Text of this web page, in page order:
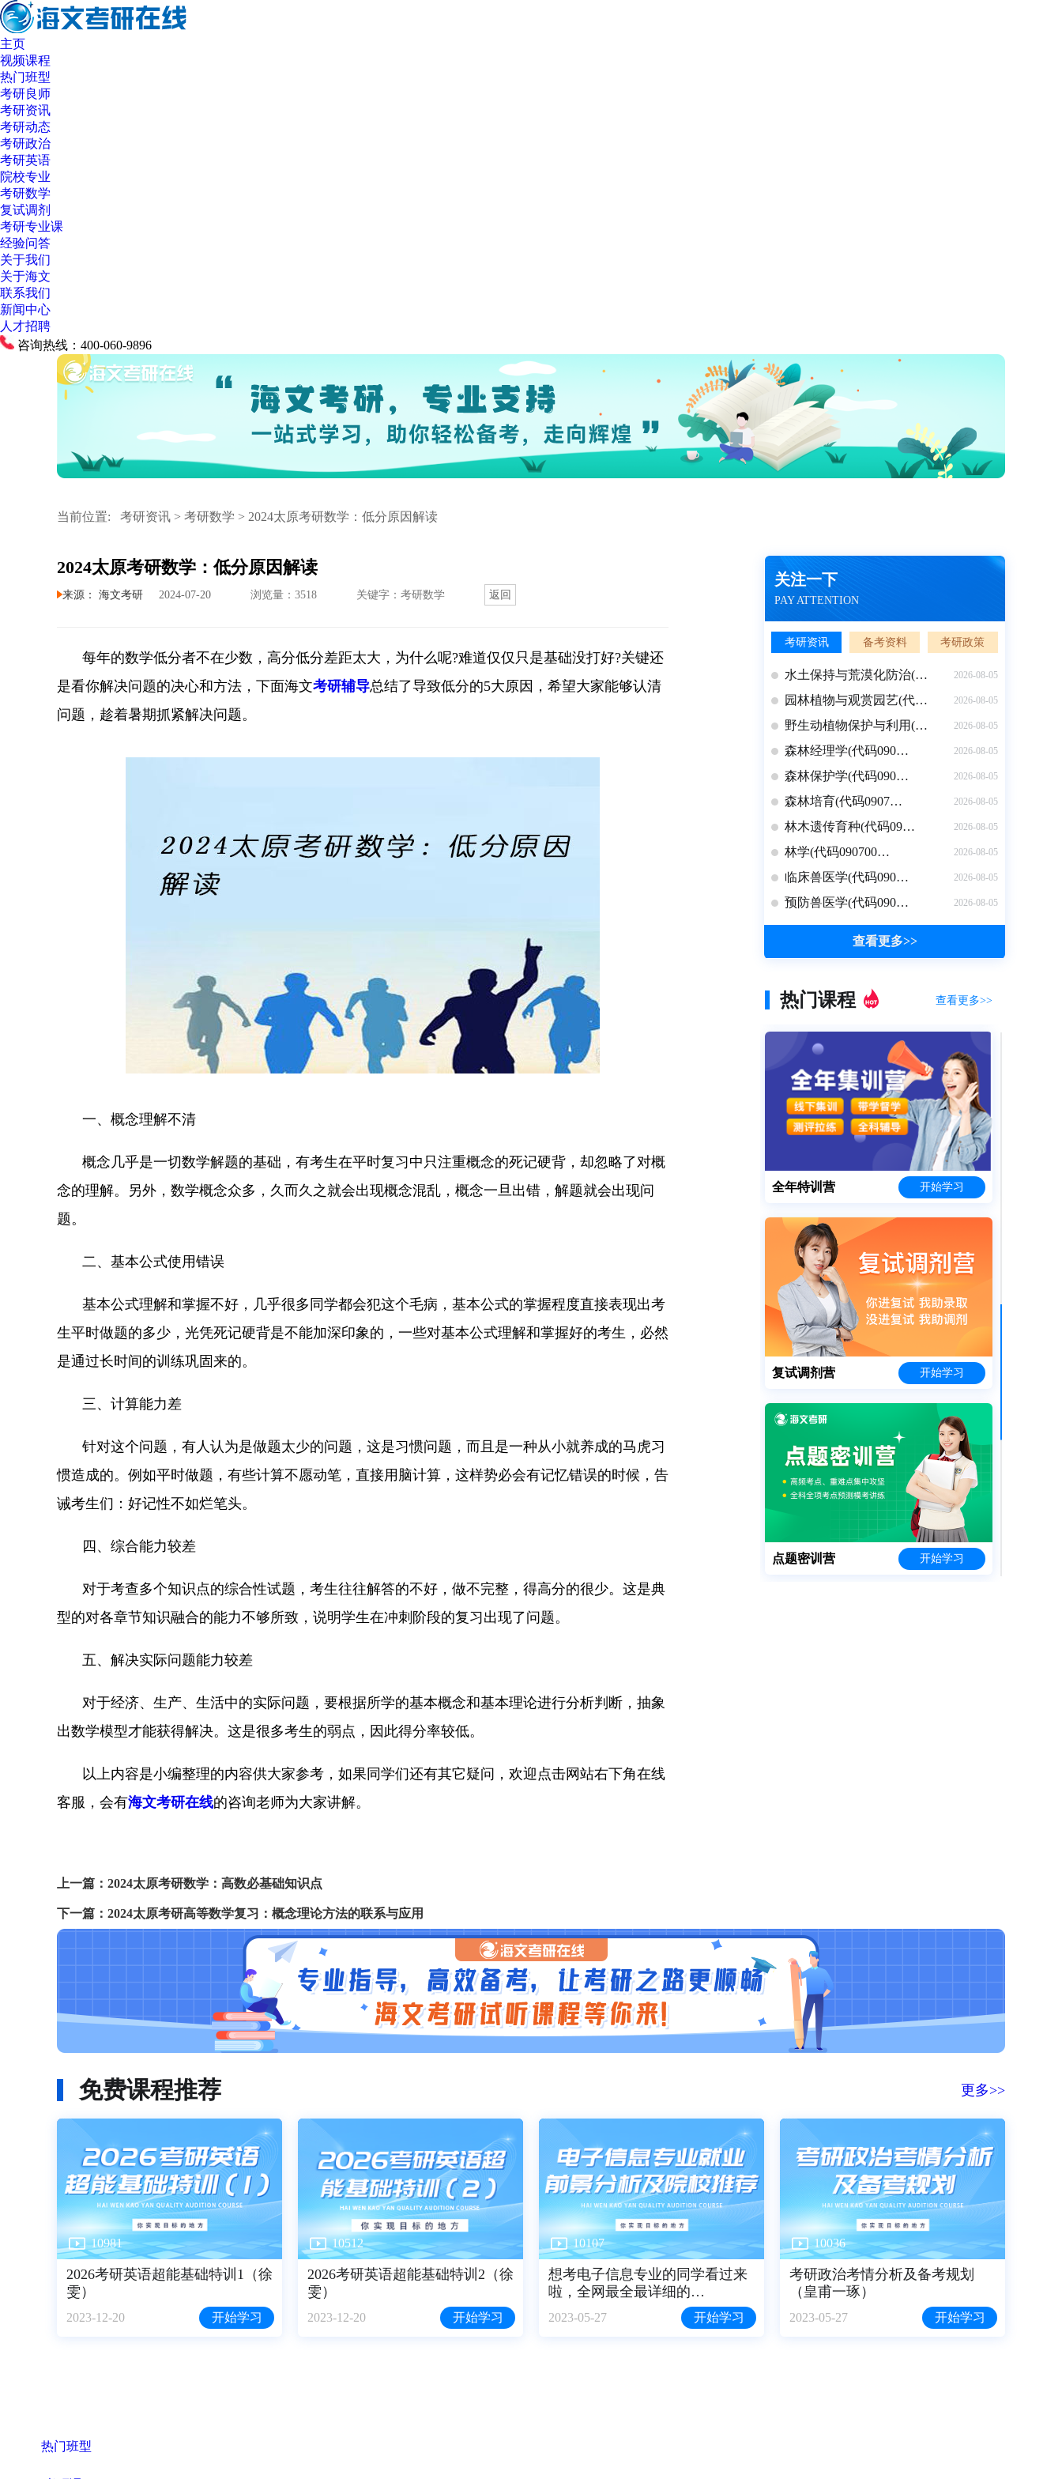
主页
视频课程
热门班型
考研良师
考研资讯
考研动态
考研政治
考研英语
院校专业
考研数学
复试调剂
考研专业课
经验问答
关于我们
关于海文
联系我们
新闻中心
人才招聘
咨询热线：400-060-9896
当前位置: 考研资讯 > 考研数学 > 2024太原考研数学：低分原因解读
2024太原考研数学：低分原因解读
来源： 海文考研 2024-07-20 浏览量：3518 关键字：考研数学 返回
每年的数学低分者不在少数，高分低分差距太大，为什么呢?难道仅仅只是基础没打好?关键还
是看你解决问题的决心和方法，下面海文考研辅导总结了导致低分的5大原因，希望大家能够认清
问题，趁着暑期抓紧解决问题。
一、概念理解不清
概念几乎是一切数学解题的基础，有考生在平时复习中只注重概念的死记硬背，却忽略了对概
念的理解。另外，数学概念众多，久而久之就会出现概念混乱，概念一旦出错，解题就会出现问
题。
二、基本公式使用错误
基本公式理解和掌握不好，几乎很多同学都会犯这个毛病，基本公式的掌握程度直接表现出考
生平时做题的多少，光凭死记硬背是不能加深印象的，一些对基本公式理解和掌握好的考生，必然
是通过长时间的训练巩固来的。
三、计算能力差
针对这个问题，有人认为是做题太少的问题，这是习惯问题，而且是一种从小就养成的马虎习
惯造成的。例如平时做题，有些计算不愿动笔，直接用脑计算，这样势必会有记忆错误的时候，告
诫考生们：好记性不如烂笔头。
四、综合能力较差
对于考查多个知识点的综合性试题，考生往往解答的不好，做不完整，得高分的很少。这是典
型的对各章节知识融合的能力不够所致，说明学生在冲刺阶段的复习出现了问题。
五、解决实际问题能力较差
对于经济、生产、生活中的实际问题，要根据所学的基本概念和基本理论进行分析判断，抽象
出数学模型才能获得解决。这是很多考生的弱点，因此得分率较低。
以上内容是小编整理的内容供大家参考，如果同学们还有其它疑问，欢迎点击网站右下角在线
客服，会有海文考研在线的咨询老师为大家讲解。
上一篇： 2024太原考研数学：高数必基础知识点
下一篇： 2024太原考研高等数学复习：概念理论方法的联系与应用
关注一下
PAY ATTENTION
考研资讯 备考资料 考研政策
水土保持与荒漠化防治(… 2026-08-05
园林植物与观赏园艺(代… 2026-08-05
野生动植物保护与利用(… 2026-08-05
森林经理学(代码090… 2026-08-05
森林保护学(代码090… 2026-08-05
森林培育(代码0907… 2026-08-05
林木遗传育种(代码09… 2026-08-05
林学(代码090700… 2026-08-05
临床兽医学(代码090… 2026-08-05
预防兽医学(代码090… 2026-08-05
查看更多>>
国际政治考研考哪些科目… 2025-11-08
八个方法助你考研英语完… 2025-11-08
传播学史上常考人物汇总… 2025-11-08
新民主主义革命道路的提… 2025-11-08
研究生联考综合时间 2025-10-29
考研管理类联考综合能力… 2025-10-29
2025年考研管综考什… 2025-10-29
专硕和学硕的区别 2025-10-28
考研公共课备考攻略
七种方法助你摆脱考研复… 2026-05-14
考研的A区和B区是什么…
什么是学硕和专硕 2026-05-14
什么是考研国家线和院校… 2026-05-14
成人本科可以上研究生吗…
艺术类研究生英语有要求… 2026-05-14
园林专业有必要考研吗… 2026-05-14
26考研国家线对比25… 2026-03-01
研究生管理类专业有哪些… 2026-01-20
查看更多>>
热门课程 查看更多>>
全年特训营 开始学习
复试调剂营 开始学习
寒假特训营 开始学习
全年特训营 开始学习
复试调剂营 开始学习
点题密训营 开始学习
全年特训营 开始学习
免费课程推荐 更多>>
10981
2026考研英语超能基础特训1（徐
雯）
2023-12-20 开始学习
10512
2026考研英语超能基础特训2（徐
雯）
2023-12-20 开始学习
10107
想考电子信息专业的同学看过来
啦，全网最全最详细的…
2023-05-27 开始学习
10036
考研政治考情分析及备考规划
（皇甫一琢）
2023-05-27 开始学习
热门班型